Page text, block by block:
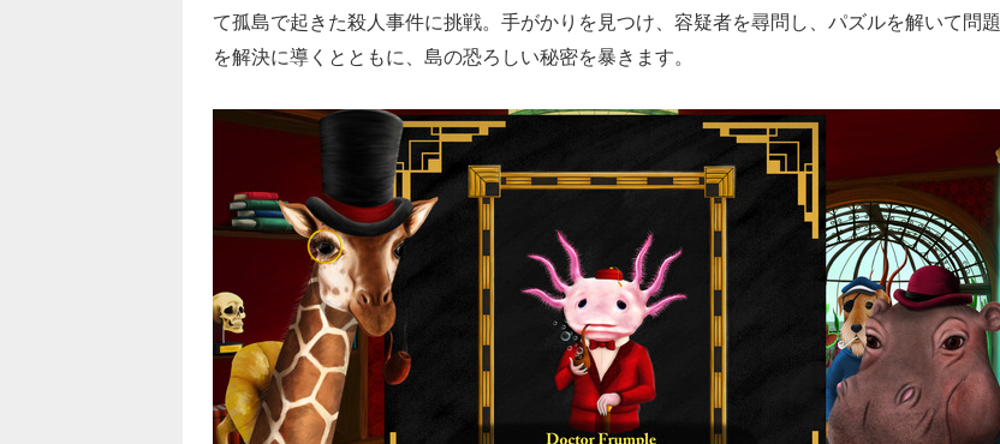
て孤島で起きた殺人事件に挑戦。手がかりを見つけ、容疑者を尋問し、パズルを解いて問題
を解決に導くとともに、島の恐ろしい秘密を暴きます。